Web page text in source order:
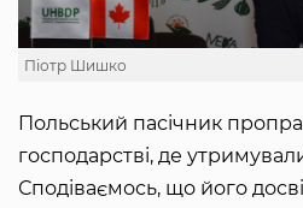
Піотр Шишко
Польський пасічник
господарстві, де
Сподіваємось, що його